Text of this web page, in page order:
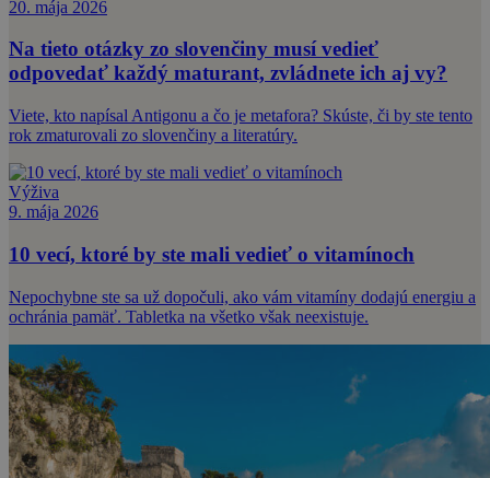
20. mája 2026
Na tieto otázky zo slovenčiny musí vedieť
odpovedať každý maturant, zvládnete ich aj vy?
Viete, kto napísal Antigonu a čo je metafora? Skúste, či by ste tento
rok zmaturovali zo slovenčiny a literatúry.
Výživa
9. mája 2026
10 vecí, ktoré by ste mali vedieť o vitamínoch
Nepochybne ste sa už dopočuli, ako vám vitamíny dodajú energiu a
ochránia pamäť. Tabletka na všetko však neexistuje.